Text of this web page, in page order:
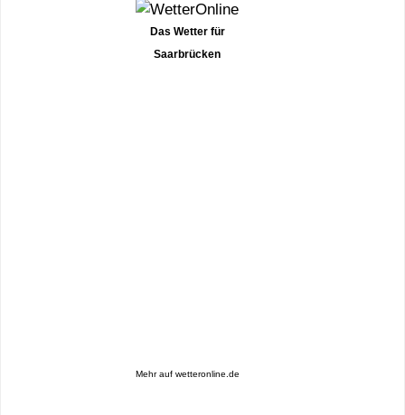
Das Wetter für
Saarbrücken
Mehr auf wetteronline.de